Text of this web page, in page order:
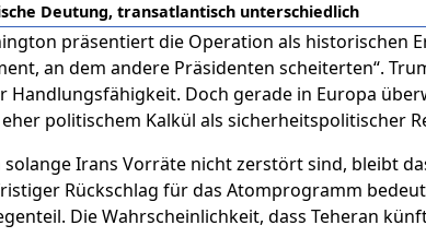
Deutung, transatlantisch unterschiedlich
präsentiert die Operation als historischen
an dem andere Präsidenten scheiterten“.
Handlungsfähigkeit. Doch gerade in Europa
politischem Kalkül als sicherheitspolitischer
solange Irans Vorräte nicht zerstört sind, bleibt
Rückschlag für das Atomprogramm
Die Wahrscheinlichkeit, dass Teheran